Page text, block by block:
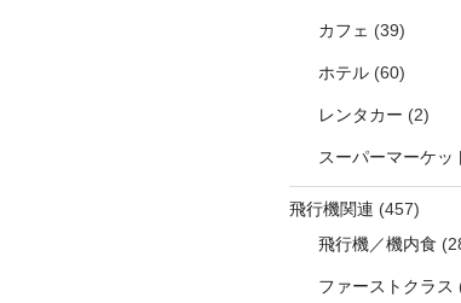
カフェ (39)
ホテル(60)
レンタカー (2)
スーパーマーケッ
飛行機関連 (457)
飛行機／機内食
ファーストクラス